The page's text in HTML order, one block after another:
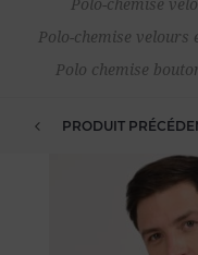
Polo-chemise
Polo-chemise velours
Polo chemise
PRODUIT